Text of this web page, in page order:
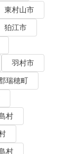
東村山市
狛江市
羽村市
瑞穂町
村
村